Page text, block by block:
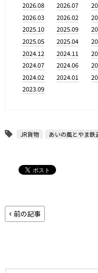
2026.08 2026.07
2026.03
2026.02
2025.10
2025.09
2025.05
2025.04
2024.12
2024.11
2024.07
2024.06
2024.02
2024.01
2023.09
JR貨物 あいの風とやま鉄
前の記事